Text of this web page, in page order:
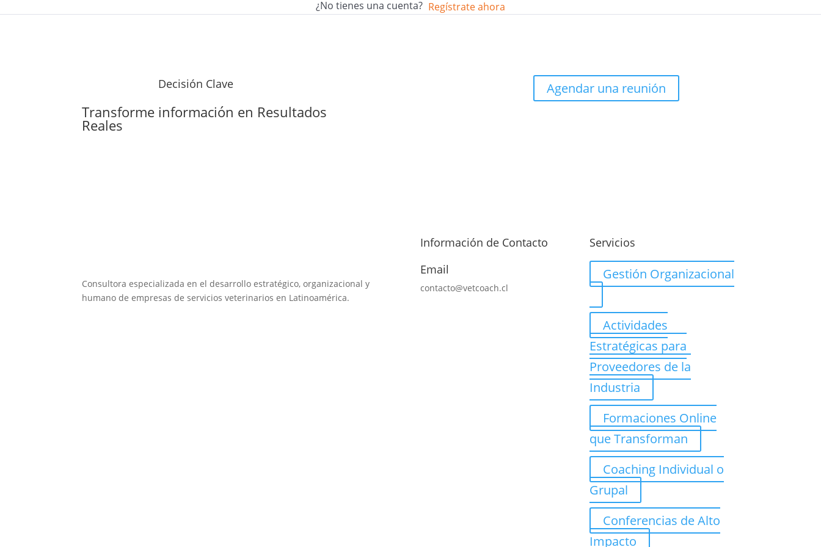
¿No tienes una cuenta? Regístrate ahora
Decisión Clave
Transforme información en Resultados
Reales
Agendar una reunión
Consultora especializada en el desarrollo estratégico, organizacional y
humano de empresas de servicios veterinarios en Latinoamérica.
Información de Contacto
Email
contacto@vetcoach.cl
Servicios
Gestión Organizacional
Actividades
Estratégicas para
Proveedores de la
Industria
Formaciones Online
que Transforman
Coaching Individual o
Grupal
Conferencias de Alto
Impacto